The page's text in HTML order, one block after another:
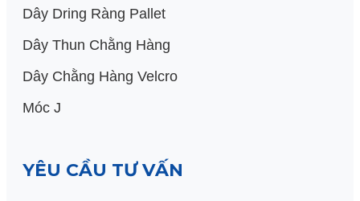
Dây Dring Ràng Pallet
Dây Thun Chằng Hàng
Dây Chằng Hàng Velcro
Móc J
YÊU CẦU TƯ VẤN